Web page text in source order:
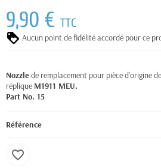
9,90 € TTC
Aucun point de fidélité accordé pour ce
Nozzlede remplacement pour pièce d'origine
réplique M1911 MEU.
Part No. 15
Référence
favorite_border